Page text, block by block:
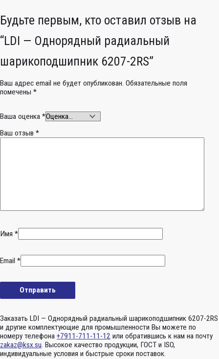
Будьте первым, кто оставил отзыв на
“LDI — Однорядный радиальный
шарикоподшипник 6207-2RS”
Ваш адрес email не будет опубликован. Обязательные поля
помечены *
Ваша оценка *
Ваш отзыв *
Имя *
Email *
Заказать LDI — Однорядный радиальный шарикоподшипник 6207-2RS
и другие комплектующие для промышленности Вы можете по
номеру телефона +7911-711-11-12 или обратившись к нам на почту
zakaz@ksx.su. Высокое качество продукции, ГОСТ и ISO,
индивидуальные условия и быстрые сроки поставок.